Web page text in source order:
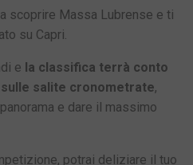
scoprire Massa Lubrense e ti
su Capri.
e la classifica terrà conto
salite cronometrate,
e dare il massimo
potrai deliziare il tuo